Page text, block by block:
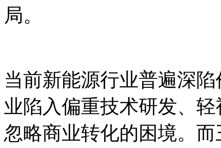
局。
当前新能源行业普遍深
业陷入偏重技术研发、
忽略商业转化的困境。